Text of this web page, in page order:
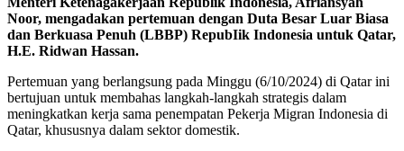
Noor, mengadakan pertemuan dengan Duta Besar Luar Biasa
dan Berkuasa Penuh (LBBP) RepubIik Indonesia untuk Qatar,
H.E. Ridwan Hassan.
Pertemuan yang berlangsung pada Minggu (6/10/2024) di Qatar ini
bertujuan untuk membahas langkah-langkah strategis dalam
meningkatkan kerja sama penempatan Pekerja Migran Indonesia di
Qatar, khususnya dalam sektor domestik.